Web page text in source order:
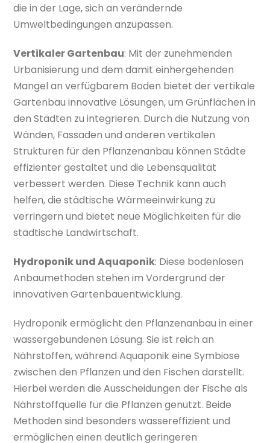
die in der Lage, sich an verändernde
Umweltbedingungen anzupassen.
Vertikaler Gartenbau: Mit der zunehmenden
Urbanisierung und dem damit einhergehenden
Mangel an verfügbarem Boden bietet der vertikale
Gartenbau innovative Lösungen, um Grünflächen in
den Städten zu integrieren. Durch die Nutzung von
Wänden, Fassaden und anderen vertikalen
Strukturen für den Pflanzenanbau können Städte
effizienter gestaltet und die Lebensqualität
verbessert werden. Diese Technik kann auch
helfen, die städtische Wärmeeinwirkung zu
verringern und bietet neue Möglichkeiten für die
städtische Landwirtschaft.
Hydroponik und Aquaponik: Diese bodenlosen
Anbaumethoden stehen im Vordergrund der
innovativen Gartenbauentwicklung.
Hydroponik ermöglicht den Pflanzenanbau in einer
wassergebundenen Lösung. Sie ist reich an
Nährstoffen, während Aquaponik eine Symbiose
zwischen den Pflanzen und den Fischen darstellt.
Hierbei werden die Ausscheidungen der Fische als
Nährstoffquelle für die Pflanzen genutzt. Beide
Methoden sind besonders wassereffizient und
ermöglichen einen deutlich geringeren